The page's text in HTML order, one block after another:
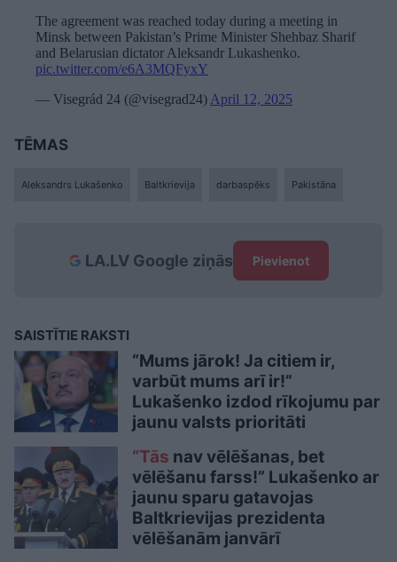
The agreement was reached today during a meeting in
Minsk between Pakistan’s Prime Minister Shehbaz Sharif
and Belarusian dictator Aleksandr Lukashenko.
pic.twitter.com/e6A3MQFyxY
— Visegrád 24 (@visegrad24) April 12, 2025
TĒMAS
Aleksandrs Lukašenko Baltkrievija darbaspēks Pakistāna
LA.LV Google ziņās Pievienot
SAISTĪTIE RAKSTI
“Mums jārok! Ja citiem ir,
varbūt mums arī ir!”
Lukašenko izdod rīkojumu par
jaunu valsts prioritāti
“Tās nav vēlēšanas, bet
vēlēšanu farss!” Lukašenko ar
jaunu sparu gatavojas
Baltkrievijas prezidenta
vēlēšanām janvārī